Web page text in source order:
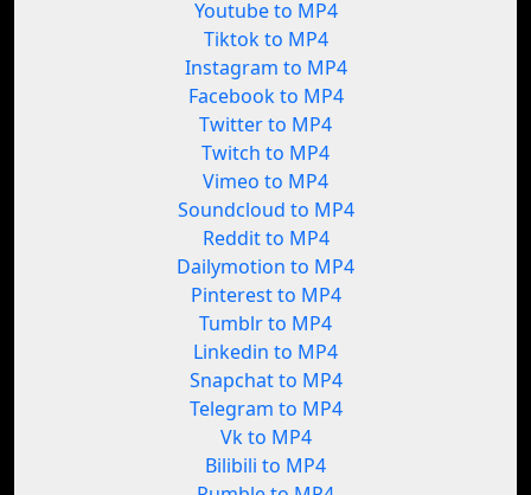
Youtube to MP4
Tiktok to MP4
Instagram to MP4
Facebook to MP4
Twitter to MP4
Twitch to MP4
Vimeo to MP4
Soundcloud to MP4
Reddit to MP4
Dailymotion to MP4
Pinterest to MP4
Tumblr to MP4
Linkedin to MP4
Snapchat to MP4
Telegram to MP4
Vk to MP4
Bilibili to MP4